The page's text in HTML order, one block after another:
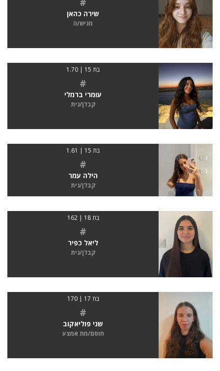
שירה כהאן
מגיש/ה
בת 15 | 1.70
#
עומרי ברמלי
קבלן/נית
בת 15 | 1.61
#
הילה עמר
קבלן/נית
בת 18 | 162
#
ליאל כפיר
קבלן/נית
בת 17 | 170
#
שני פוליאקוב
חוסם/מת אמצע